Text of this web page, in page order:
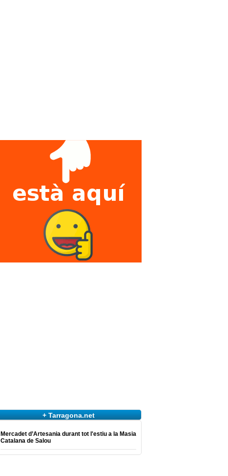
+ Tarragona.net
Mercadet d’Artesania durant tot l'estiu a la Masia
Catalana de Salou